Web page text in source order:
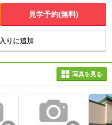
見学予約(無料)
りに追加
写真を見る